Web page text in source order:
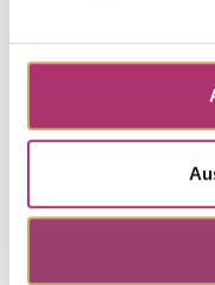
Ring · S4802R
My Diary · Ring ·
Weitere